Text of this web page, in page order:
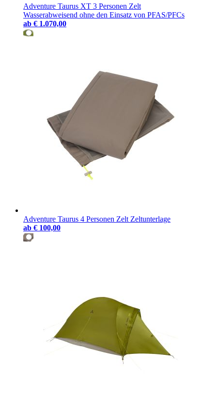
Adventure Taurus XT 3 Personen Zelt
Wasserabweisend ohne den Einsatz von PFAS/PFCs
ab € 1.070,00
Adventure Taurus 4 Personen Zelt Zeltunterlage
ab € 100,00